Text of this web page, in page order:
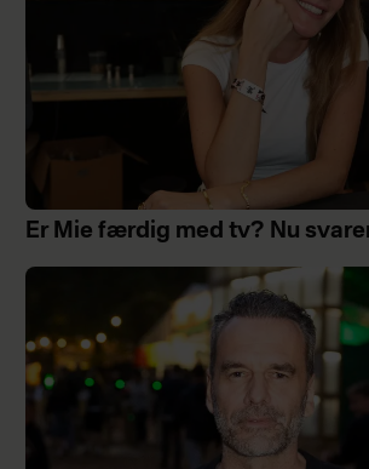
Er Mie færdig med tv? Nu